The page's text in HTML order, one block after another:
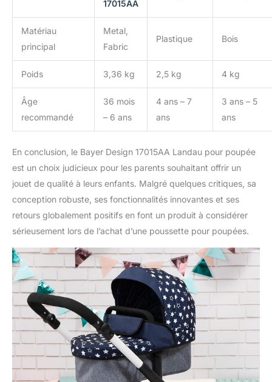
17015AA
Matériau
principal
Metal,
Fabric
Plastique Bois
Poids 3,36 kg 2,5 kg 4 kg
Âge
recommandé
36 mois
– 6 ans
4 ans – 7
ans
3 ans – 5
ans
En conclusion, le Bayer Design 17015AA Landau pour poupée
est un choix judicieux pour les parents souhaitant offrir un
jouet de qualité à leurs enfants. Malgré quelques critiques, sa
conception robuste, ses fonctionnalités innovantes et ses
retours globalement positifs en font un produit à considérer
sérieusement lors de l’achat d’une poussette pour poupées.